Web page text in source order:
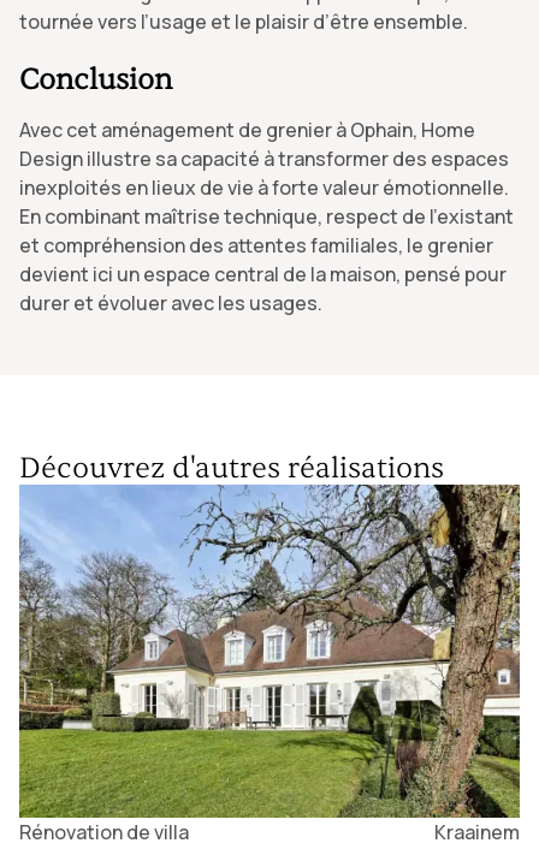
tournée vers l’usage et le plaisir d’être ensemble.
Conclusion
Avec cet aménagement de grenier à Ophain, Home
Design illustre sa capacité à transformer des espaces
inexploités en lieux de vie à forte valeur émotionnelle.
En combinant maîtrise technique, respect de l’existant
et compréhension des attentes familiales, le grenier
devient ici un espace central de la maison, pensé pour
durer et évoluer avec les usages.
Découvrez d'autres réalisations
Rénovation de villa Kraainem